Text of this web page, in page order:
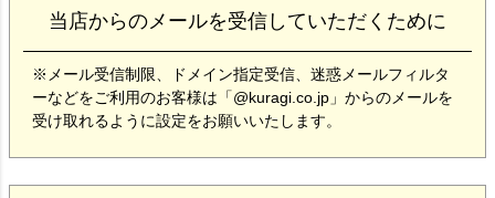
当店からのメールを受信していただくために
※メール受信制限、ドメイン指定受信、迷惑メールフィルタ
ーなどをご利用のお客様は「@kuragi.co.jp」からのメールを
受け取れるように設定をお願いいたします。